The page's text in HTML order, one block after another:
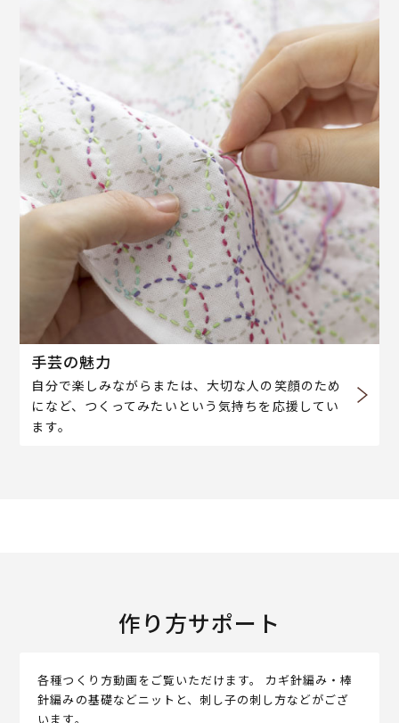
手芸の魅力
自分で楽しみながらまたは、大切な人の笑顔のため
になど、つくってみたいという気持ちを応援してい
ます。
作り方サポート
各種つくり方動画をご覧いただけます。 カギ針編み・棒
針編みの基礎などニットと、刺し子の刺し方などがござ
います。